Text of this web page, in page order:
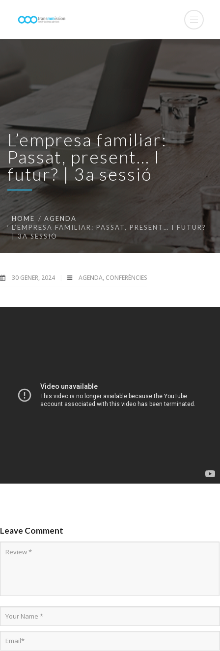
L’empresa familiar:
Passat, present… I
futur? | 3a sessió
HOME
AGENDA
L’EMPRESA FAMILIAR: PASSAT, PRESENT… I FUTUR?
| 3A SESSIÓ
30 GENER, 2024 AGENDA, CONFERÈNCIES
Leave Comment